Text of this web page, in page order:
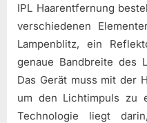
IPL Haarentfernung
verschiedenen
Lampenblitz, ein
genaue Bandbreite des
Das Gerät muss mit der
um den Lichtimpuls zu
Technologie liegt